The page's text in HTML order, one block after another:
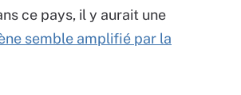
ce pays, il y aurait une
semble amplifié par la